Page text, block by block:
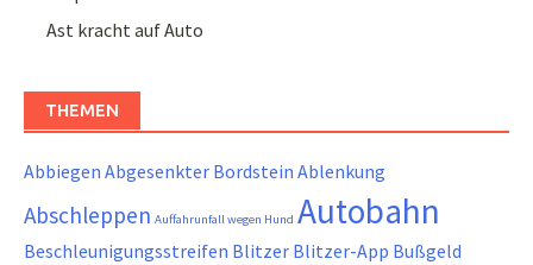
Ast kracht auf Auto
THEMEN
Abbiegen Abgesenkter Bordstein Ablenkung
Abschleppen Auffahrunfall wegen Hund Autobahn
Beschleunigungsstreifen Blitzer Blitzer-App Bußgeld